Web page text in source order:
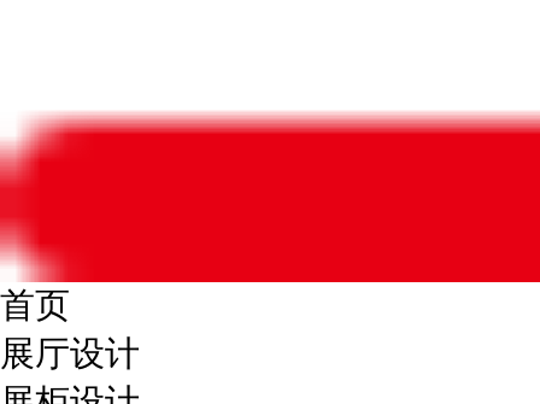
首页
展厅设计